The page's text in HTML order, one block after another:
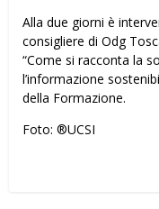
Alla due giorni è
consigliere di Odg
“Come si racconta la
l’informazione
della Formazione.
Foto: ®UCSI